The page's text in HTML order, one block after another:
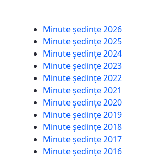
Minute ședințe 2026
Minute ședințe 2025
Minute ședințe 2024
Minute ședințe 2023
Minute ședințe 2022
Minute ședințe 2021
Minute ședințe 2020
Minute ședințe 2019
Minute ședințe 2018
Minute ședințe 2017
Minute ședințe 2016